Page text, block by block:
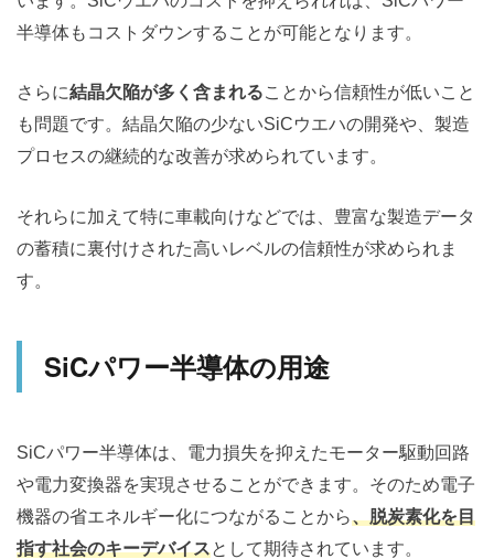
半導体もコストダウンすることが可能となります。
さらに結晶欠陥が多く含まれることから信頼性が低いこと
も問題です。結晶欠陥の少ないSiCウエハの開発や、製造
プロセスの継続的な改善が求められています。
それらに加えて特に車載向けなどでは、豊富な製造データ
の蓄積に裏付けされた高いレベルの信頼性が求められま
す。
SiCパワー半導体の用途
SiCパワー半導体は、電力損失を抑えたモーター駆動回路
や電力変換器を実現させることができます。そのため電子
機器の省エネルギー化につながることから、脱炭素化を目
指す社会のキーデバイスとして期待されています。